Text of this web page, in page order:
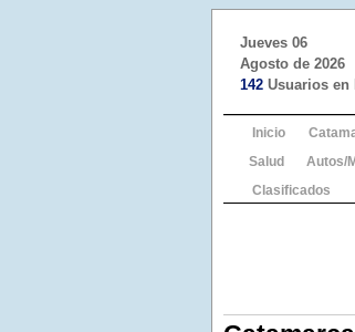
Jueves 06
Agosto de 2026
142 Usuarios en
Inicio
Salud
Autos/
Clasificados